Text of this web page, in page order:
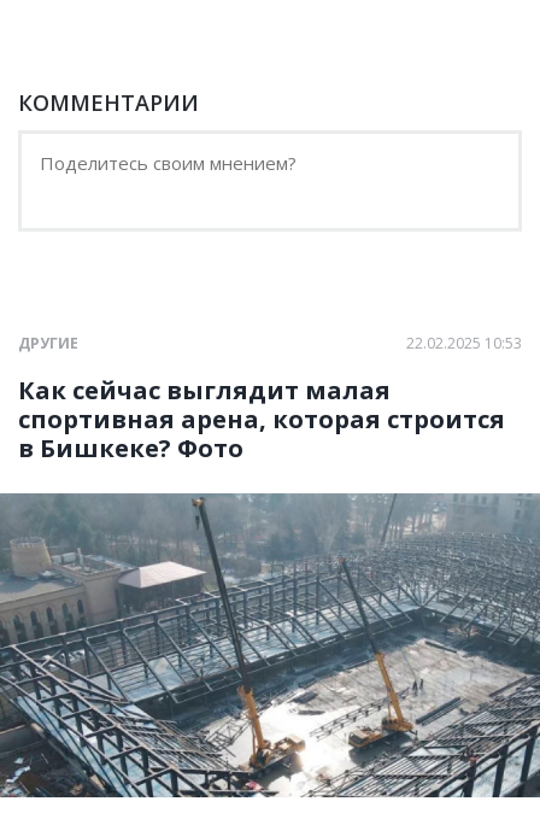
КОММЕНТАРИИ
ДРУГИЕ 22.02.2025 10:53
Как сейчас выглядит малая
спортивная арена, которая строится
в Бишкеке? Фото